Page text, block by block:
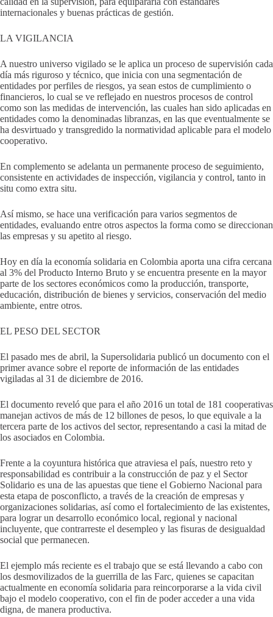
internacionales y buenas prácticas de gestión.
LA VIGILANCIA
A nuestro universo vigilado se le aplica un proceso de supervisión cada
día más riguroso y técnico, que inicia con una segmentación de
entidades por perfiles de riesgos, ya sean estos de cumplimiento o
financieros, lo cual se ve reflejado en nuestros procesos de control
como son las medidas de intervención, las cuales han sido aplicadas en
entidades como la denominadas libranzas, en las que eventualmente se
ha desvirtuado y transgredido la normatividad aplicable para el modelo
cooperativo.
En complemento se adelanta un permanente proceso de seguimiento,
consistente en actividades de inspección, vigilancia y control, tanto in
situ como extra situ.
Así mismo, se hace una verificación para varios segmentos de
entidades, evaluando entre otros aspectos la forma como se direccionan
las empresas y su apetito al riesgo.
Hoy en día la economía solidaria en Colombia aporta una cifra cercana
al 3% del Producto Interno Bruto y se encuentra presente en la mayor
parte de los sectores económicos como la producción, transporte,
educación, distribución de bienes y servicios, conservación del medio
ambiente, entre otros.
EL PESO DEL SECTOR
El pasado mes de abril, la Supersolidaria publicó un documento con el
primer avance sobre el reporte de información de las entidades
vigiladas al 31 de diciembre de 2016.
El documento reveló que para el año 2016 un total de 181 cooperativas
manejan activos de más de 12 billones de pesos, lo que equivale a la
tercera parte de los activos del sector, representando a casi la mitad de
los asociados en Colombia.
Frente a la coyuntura histórica que atraviesa el país, nuestro reto y
responsabilidad es contribuir a la construcción de paz y el Sector
Solidario es una de las apuestas que tiene el Gobierno Nacional para
esta etapa de posconflicto, a través de la creación de empresas y
organizaciones solidarias, así como el fortalecimiento de las existentes,
para lograr un desarrollo económico local, regional y nacional
incluyente, que contrarreste el desempleo y las fisuras de desigualdad
social que permanecen.
El ejemplo más reciente es el trabajo que se está llevando a cabo con
los desmovilizados de la guerrilla de las Farc, quienes se capacitan
actualmente en economía solidaria para reincorporarse a la vida civil
bajo el modelo cooperativo, con el fin de poder acceder a una vida
digna, de manera productiva.